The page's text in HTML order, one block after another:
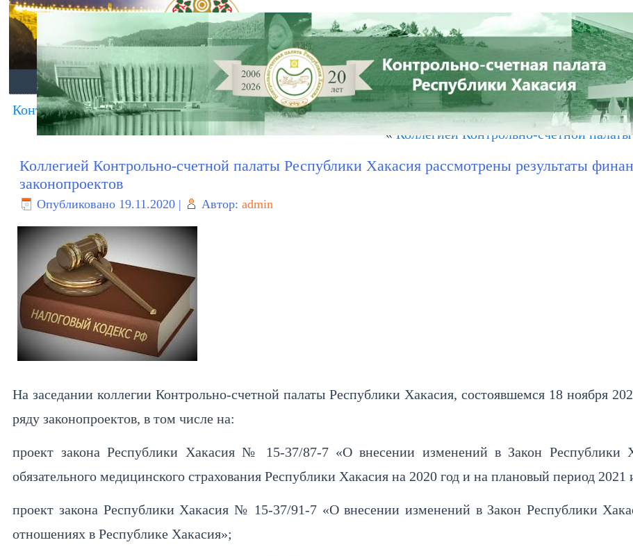
ГЛАВНАЯ О ПАЛАТЕ ДЕЯТЕЛЬНОСТЬ ПРЕСС-ЦЕНТР СОВЕТ КСО РХ КОНТАКТЫ
Контрольно-счетной палатой Республики Хакасия представлено заключение на проект…»
«Коллегией Контрольно-счетной
Коллегией Контрольно-счетной палаты Республики Хакасия рассмотрены результаты
законопроектов
Опубликовано 19.11.2020 | Автор: admin
На заседании коллегии Контрольно-счетной палаты Республики Хакасия, состоявшемся 18 ноября
ряду законопроектов, в том числе на:
проект закона Республики Хакасия № 15-37/87-7 «О внесении изменений в Закон Республики
обязательного медицинского страхования Республики Хакасия на 2020 год и на плановый период 2021
проект закона Республики Хакасия № 15-37/91-7 «О внесении изменений в Закон Республики
отношениях в Республике Хакасия»;